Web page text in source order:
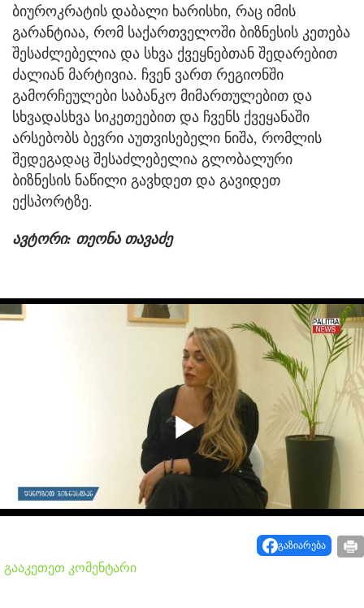
ბიუროკრატის დაბალი ხარისხი, რაც იმის
გარანტიაა, რომ საქართველოში ბიზნესის კეთება
შესაძლებელია და სხვა ქვეყნებთან შედარებით
ძალიან მარტივია. ჩვენ ვართ რეგიონში
გამორჩეულები საბანკო მიმართულებით და
სხვადასხვა სიკეთეებით და ჩვენს ქვეყანაში
არსებობს ბევრი აუთვისებელი ნიშა, რომლის
შედეგადაც შესაძლებელია გლობალური
ბიზნესის ნაწილი გავხდეთ და გავიდეთ
ექსპორტზე.
ავტორი: თეონა თავაძე
Play
Videoგაზიარება
გააკეთეთ კომენტარი